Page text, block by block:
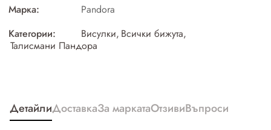
Марка:
Pandora
Категории:
Висулки, Всички бижута,
Талисмани Пандора
ДетайлиДоставкаЗа маркатаОтзивиВъпроси